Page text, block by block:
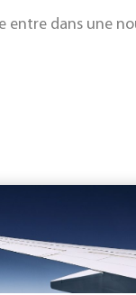
progression
entre dans une